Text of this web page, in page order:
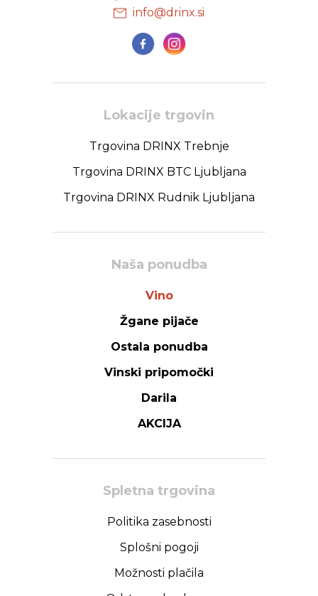
info@drinx.si
Lokacije trgovin
Trgovina DRINX Trebnje
Trgovina DRINX BTC Ljubljana
Trgovina DRINX Rudnik Ljubljana
Naša ponudba
Vino
Žgane pijače
Ostala ponudba
Vinski pripomočki
Darila
AKCIJA
Spletna trgovina
Politika zasebnosti
Splošni pogoji
Možnosti plačila